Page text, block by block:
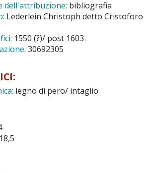
dell'attribuzione: bibliografia
Lederlein Christoph detto Cristoforo
1550 (?)/ post 1603
30692305
legno di pero/ intaglio
18,5